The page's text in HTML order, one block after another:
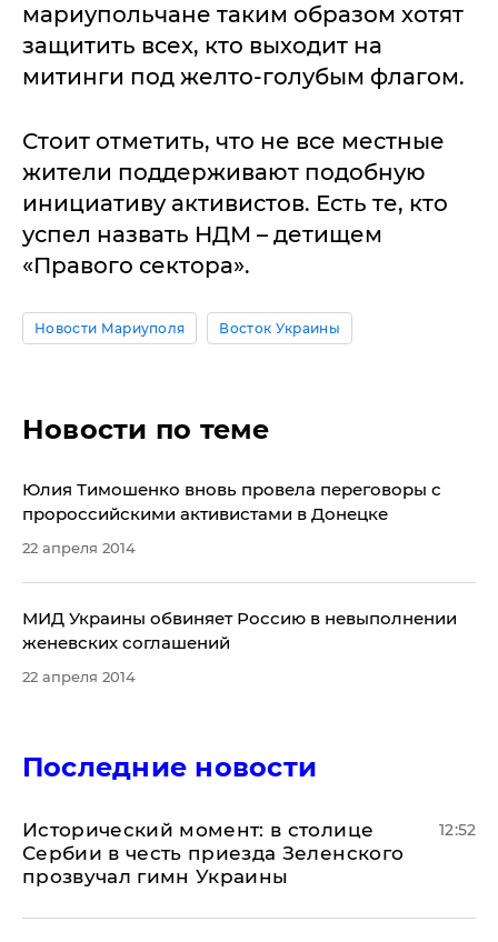
мариупольчане таким образом хотят
защитить всех, кто выходит на
митинги под желто-голубым флагом.
Стоит отметить, что не все местные
жители поддерживают подобную
инициативу активистов. Есть те, кто
успел назвать НДМ – детищем
«Правого сектора».
Новости Мариуполя Восток Украины
Новости по теме
Юлия Тимошенко вновь провела переговоры с
пророссийскими активистами в Донецке
22 апреля 2014
МИД Украины обвиняет Россию в невыполнении
женевских соглашений
22 апреля 2014
Последние новости
Исторический момент: в столице
Сербии в честь приезда Зеленского
прозвучал гимн Украины
12:52